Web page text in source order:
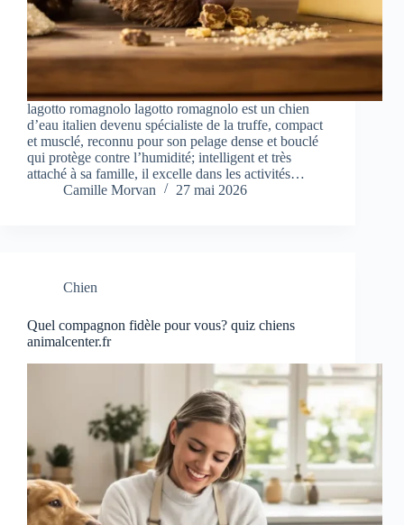
lagotto romagnolo lagotto romagnolo est un chien
d’eau italien devenu spécialiste de la truffe, compact
et musclé, reconnu pour son pelage dense et bouclé
qui protège contre l’humidité; intelligent et très
attaché à sa famille, il excelle dans les activités…
Camille Morvan
27 mai 2026
Chien
Quel compagnon fidèle pour vous? quiz chiens
animalcenter.fr